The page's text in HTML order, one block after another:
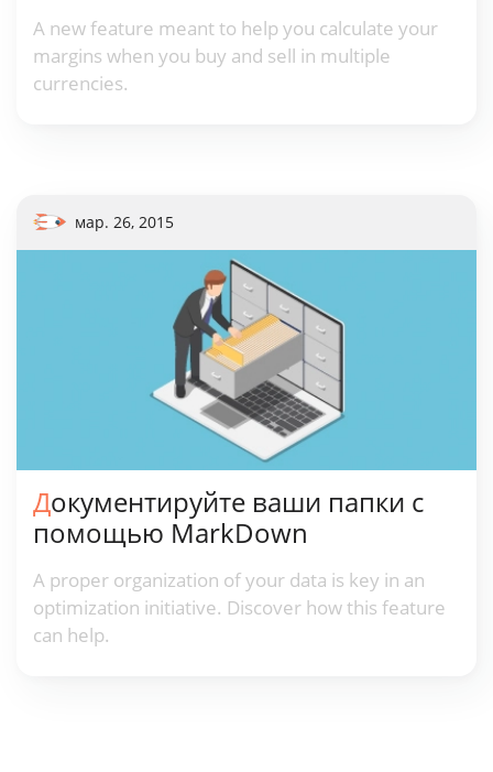
A new feature meant to help you calculate your
margins when you buy and sell in multiple
currencies.
мар. 26, 2015
Документируйте ваши папки с
помощью MarkDown
A proper organization of your data is key in an
optimization initiative. Discover how this feature
can help.